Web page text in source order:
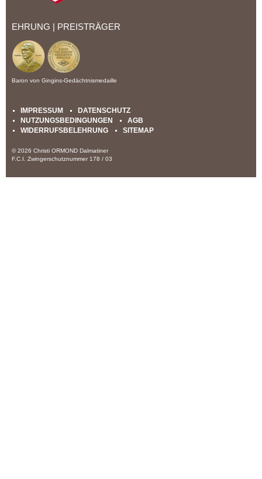
EHRUNG | PREISTRÄGER
Baron von Gingins-Gedächtnismedaille
IMPRESSUM
DATENSCHUTZ
NUTZUNGSBEDINGUNGEN
AGB
WIDERRUFSBELEHRUNG
SITEMAP
© 2026 Christi ORMOND Dalmatiner
F.C.I. Zwingerschutznummer 178 / 03